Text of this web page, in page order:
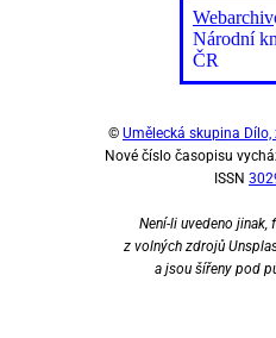
Webarchiv
Národní
ČR
© Umělecká skupina Dílo,
Nové číslo časopisu
ISSN
Není-li uvedeno
z volných zdrojů
a jsou šířeny pod